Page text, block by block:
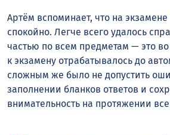
Артём вспоминает, что на экзамене
спокойно. Легче всего удалось
частью по всем предметам — это
к экзамену отрабатывалось до
сложным же было не допустить
заполнении бланков ответов и
внимательность на протяжении